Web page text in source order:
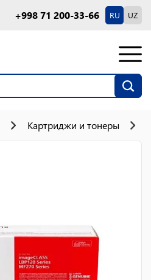
+998 71 200-33-66 RU UZ
Картриджи и тонеры